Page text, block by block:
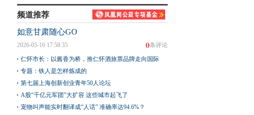
频道推荐
如意甘肃随心GO
0条评论
2026-05-16 17:58:35
仁怀市长：以酱香为桥，推仁怀酒旅票品牌走向国际
专题：铁人是怎样炼成的
第七届上海创新创业青年50人论坛
A股“千亿元军团”大扩容 这些城市起飞了
宠物叫声能实时翻译成“人话” 准确率达94.6%？